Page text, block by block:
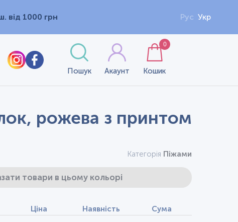
від 1000 грн Рус Укр
Пошук Акаунт Кошик
0
рожева з принтом
Категорія Піжами
товари в цьому кольорі
Ціна Наявність Сума